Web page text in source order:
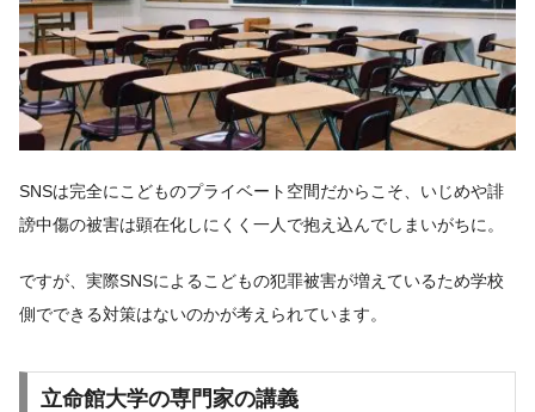
SNSは完全にこどものプライベート空間だからこそ、いじめや誹
謗中傷の被害は顕在化しにくく一人で抱え込んでしまいがちに。
ですが、実際SNSによるこどもの犯罪被害が増えているため学校
側でできる対策はないのかが考えられています。
立命館大学の専門家の講義